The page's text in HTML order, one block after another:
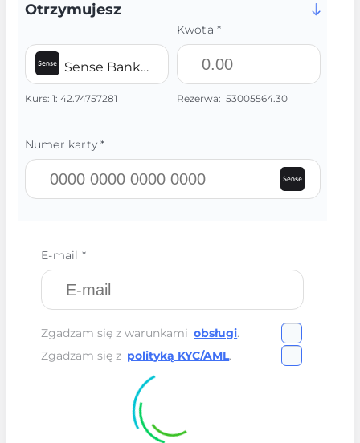
Otrzymujesz
Sense Bank UAH
Kurs: 1: 42.74757281
Kwota *
Rezerwa: 53005564.30
Numer karty *
E-mail *
Zgadzam się z warunkami obsługi.
Zgadzam się z polityką KYC/AML.